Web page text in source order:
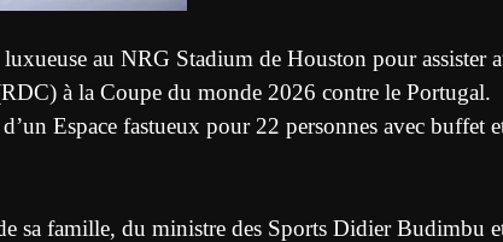
au NRG Stadium de Houston pour assister
à la Coupe du monde 2026 contre le Portugal.
Espace fastueux pour 22 personnes avec buffet
sa famille, du ministre des Sports Didier Budimbu